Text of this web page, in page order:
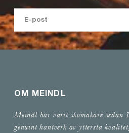
OM MEINDL
Meindl har varit skomakare sedan
genuint hantverk av yttersta